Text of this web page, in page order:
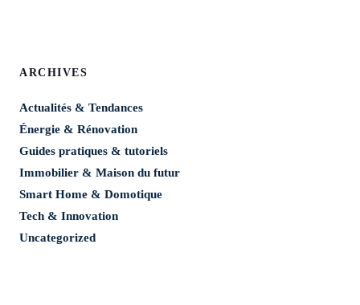
ARCHIVES
Actualités & Tendances
Énergie & Rénovation
Guides pratiques & tutoriels
Immobilier & Maison du futur
Smart Home & Domotique
Tech & Innovation
Uncategorized